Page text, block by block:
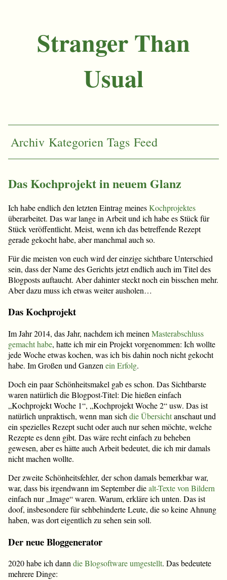
Stranger Than
Usual
Archiv Kategorien Tags Feed
Das Kochprojekt in neuem Glanz
Ich habe endlich den letzten Eintrag meinesKochprojektes
überarbeitet. Das war lange in Arbeit und ich habe es Stück für
Stück veröffentlicht. Meist, wenn ich das betreffende Rezept
gerade gekocht habe, aber manchmal auch so.
Für die meisten von euch wird der einzige sichtbare Unterschied
sein, dass der Name des Gerichts jetzt endlich auch im Titel des
Blogposts auftaucht. Aber dahinter steckt noch ein bisschen mehr.
Aber dazu muss ich etwas weiter ausholen…
Das Kochprojekt
Im Jahr 2014, das Jahr, nachdem ich meinen Masterabschluss
gemacht habe, hatte ich mir ein Projekt vorgenommen: Ich wollte
jede Woche etwas kochen, was ich bis dahin noch nicht gekocht
habe. Im Großen und Ganzen ein Erfolg.
Doch ein paar Schönheitsmakel gab es schon. Das Sichtbarste
waren natürlich die Blogpost-Titel: Die hießen einfach
„Kochprojekt Woche 1“, „Kochprojekt Woche 2“ usw. Das ist
natürlich unpraktisch, wenn man sich die Übersichtanschaut und
ein spezielles Rezept sucht oder auch nur sehen möchte, welche
Rezepte es denn gibt. Das wäre recht einfach zu beheben
gewesen, aber es hätte auch Arbeit bedeutet, die ich mir damals
nicht machen wollte.
Der zweite Schönheitsfehler, der schon damals bemerkbar war,
war, dass bis irgendwann im September diealt-Texte von Bildern
einfach nur „Image“ waren. Warum, erkläre ich unten. Das ist
doof, insbesondere für sehbehinderte Leute, die so keine Ahnung
haben, was dort eigentlich zu sehen sein soll.
Der neue Bloggenerator
2020 habe ich danndie Blogsoftware umgestellt. Das bedeutete
mehrere Dinge: